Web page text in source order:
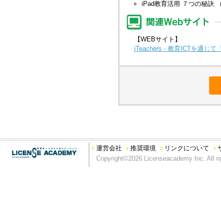
iPad教育活用 ７つの秘訣
【WEBサイト】
iTeachers - 教育ICTを通じて
運営会社 推奨環境 リンクについて
Copyright©2026 Licenseacademy Inc. All